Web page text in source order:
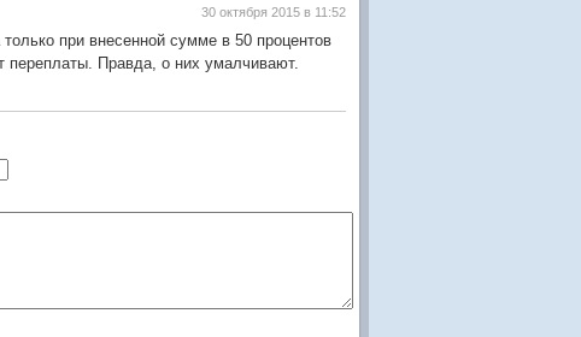
30 октября 2015 в 11:52
при внесенной сумме в 50 процентов
переплаты. Правда, о них умалчивают.